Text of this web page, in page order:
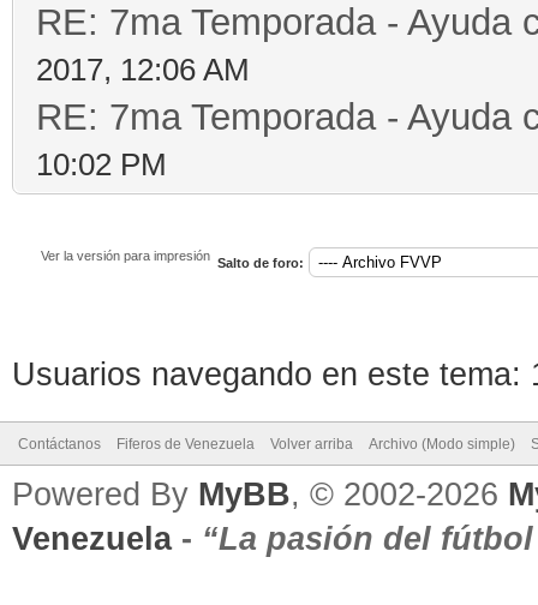
RE: 7ma Temporada - Ayuda
2017, 12:06 AM
RE: 7ma Temporada - Ayuda
10:02 PM
Ver la versión para impresión Salto de foro:
Usuarios navegando en este tema:
Contáctanos Fiferos de Venezuela Volver arriba Archivo (Modo simple)
Powered By MyBB, © 2002-2026
Venezuela- “La pasión del